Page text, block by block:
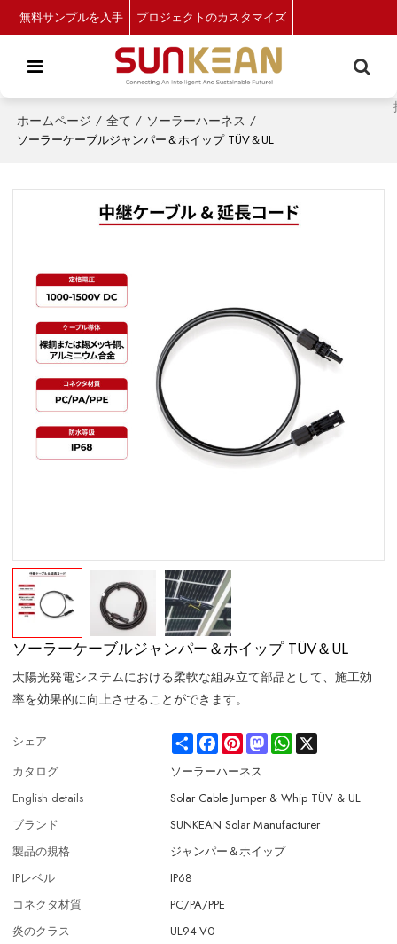
無料サンプルを入手 プロジェクトのカスタマイズ
ホームページ / 全て / ソーラーハーネス /
ソーラーケーブルジャンパー＆ホイップ TÜV＆UL
ソーラーケーブルジャンパー＆ホイップ TÜV＆UL
太陽光発電システムにおける柔軟な組み立て部品として、施工効
率を効果的に向上させることができます。
シェア ShareFacebookPinterestMastodonWhatsApp
カタログ
ソーラーハーネス
English details
Solar Cable Jumper & Whip TÜV & UL
ブランド
SUNKEAN Solar Manufacturer
製品の規格
ジャンパー＆ホイップ
IPレベル
IP68
コネクタ材質
PC/PA/PPE
炎のクラス
UL94-V0